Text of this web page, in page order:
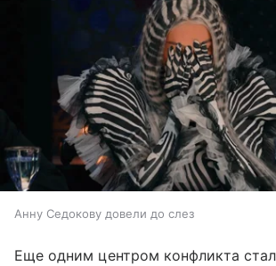
Анну Седокову довели до слез
Еще одним центром конфликта